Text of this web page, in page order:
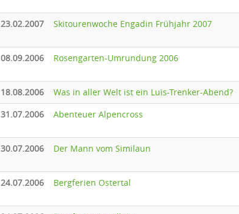
23.02.2007 Skitourenwoche Engadin Frühjahr 2007
08.09.2006 Rosengarten-Umrundung 2006
18.08.2006 Was in aller Welt ist ein Luis-Trenker-Abend?
31.07.2006
Abenteuer Alpencross
30.07.2006 Der Mann vom Similaun
24.07.2006 Bergferien Ostertal